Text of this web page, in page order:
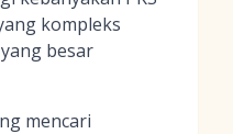
kompleks
besar
mencari